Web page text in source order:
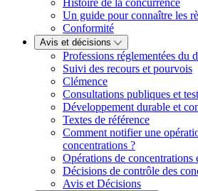
Histoire de la concurrence
Un guide pour connaître les
Conformité
Avis et décisions
Professions réglementées du
Suivi des recours et pourvois
Clémence
Consultations publiques et
Développement durable et
Textes de référence
Comment notifier une
concentrations ?
Opérations de concentrations
Décisions de contrôle des
Avis et Décisions